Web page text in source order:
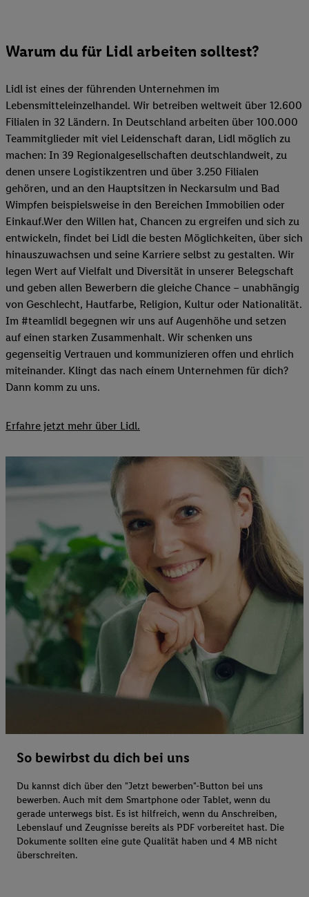
Warum du für Lidl arbeiten solltest?
Lidl ist eines der führenden Unternehmen im
Lebensmitteleinzelhandel. Wir betreiben weltweit über 12.600
Filialen in 32 Ländern. In Deutschland arbeiten über 100.000
Teammitglieder mit viel Leidenschaft daran, Lidl möglich zu
machen: In 39 Regionalgesellschaften deutschlandweit, zu
denen unsere Logistikzentren und über 3.250 Filialen
gehören, und an den Hauptsitzen in Neckarsulm und Bad
Wimpfen beispielsweise in den Bereichen Immobilien oder
Einkauf.Wer den Willen hat, Chancen zu ergreifen und sich zu
entwickeln, findet bei Lidl die besten Möglichkeiten, über sich
hinauszuwachsen und seine Karriere selbst zu gestalten. Wir
legen Wert auf Vielfalt und Diversität in unserer Belegschaft
und geben allen Bewerbern die gleiche Chance – unabhängig
von Geschlecht, Hautfarbe, Religion, Kultur oder Nationalität.
Im #teamlidl begegnen wir uns auf Augenhöhe und setzen
auf einen starken Zusammenhalt. Wir schenken uns
gegenseitig Vertrauen und kommunizieren offen und ehrlich
miteinander. Klingt das nach einem Unternehmen für dich?
Dann komm zu uns.​
Erfahre jetzt mehr über Lidl.
So bewirbst du dich bei uns
Du kannst dich über den "Jetzt bewerben"-Button bei uns
bewerben. Auch mit dem Smartphone oder Tablet, wenn du
gerade unterwegs bist. Es ist hilfreich, wenn du Anschreiben,
Lebenslauf und Zeugnisse bereits als PDF vorbereitet hast. Die
Dokumente sollten eine gute Qualität haben und 4 MB nicht
überschreiten.